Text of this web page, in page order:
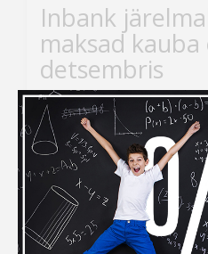
Inbank
maksad kauba
detsembris
Kui ihaldatud kaupade
siis Inbank järelmaksu
kohe kätte, aga
detsembris!
Järelmaksu
veebikaubamaja
“Maksa järelmaksuga”
väljad.